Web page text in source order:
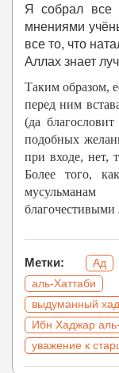
Я собрал все
мнениями
все то, что
Аллах знает
Таким образом,
перед ним
(да
подобных
при входе, нет,
Более того,
Метки: Ад
аль-Хаттаби
выдуманный
Ибн Хаджар
уважение к